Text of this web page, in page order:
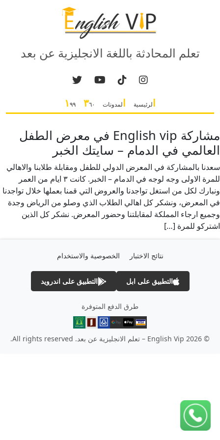
تعلم المحادثة باللغة الانجليزية عن بعد
الرئيسية المدونات ٣٦٠ ١٩٩
مشاركة English vip في معرض الطفل
العالمي في الدمام – سايتك الخبر
سعدنا بالمشاركة في المعرض الدولي للطفل ومقابلة طلابنا والاهالي
للمرة الاولى وجه لوجه في الدمام – الخبر. كانت ٣ ايام من العمر
ونبارك لكل من استغل تواجدنا والعروض التي قمنا بعملها خلال تواجدنا
في المعرض، ونشكر كل اهالي الطلاب الذي وصلو من الرياض وجدة
وجميع ارجاء المملكة لمقابلتنا وحضور المعرض. نشكر كل الذين
اشتركو للمرة […]
نتائج الاختبار الخصوصية والاستخدام
التطبيق على ابل التطبيق على اندرويد
طرق الدفع المتوفرة
© 2026 English Vip – تعلم الانجليزية عن بعد. All rights reserved.